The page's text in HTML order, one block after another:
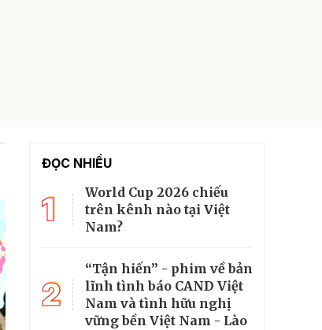
ĐỌC NHIỀU
1
World Cup 2026 chiếu
trên kênh nào tại Việt
Nam?
2
“Tận hiến” - phim về bản
lĩnh tình báo CAND Việt
Nam và tình hữu nghị
vững bền Việt Nam - Lào